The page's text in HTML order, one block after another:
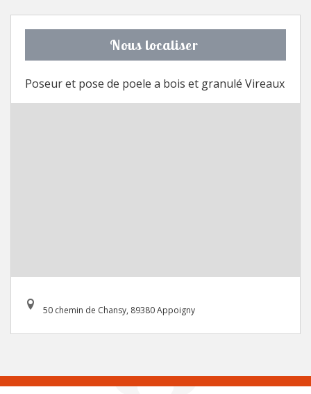
Nous localiser
Poseur et pose de poele a bois et granulé Vireaux
50 chemin de Chansy, 89380 Appoigny